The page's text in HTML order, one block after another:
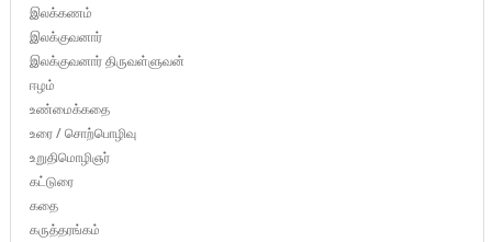
இலக்கணம்
இலக்குவனார்
இலக்குவனார் திருவள்ளுவன்
ஈழம்
உண்மைக்கதை
உரை / சொற்பொழிவு
உறுதிமொழிஞர்
கட்டுரை
கதை
கருத்தரங்கம்